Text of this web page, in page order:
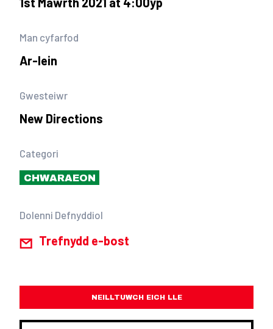
Man cyfarfod
Ar-lein
Gwesteiwr
New Directions
Categori
CHWARAEON
Dolenni Defnyddiol
Trefnydd e-bost
NEILLTUWCH EICH LLE